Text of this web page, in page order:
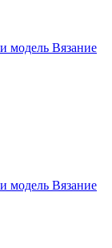
модель Вязание
модель Вязание